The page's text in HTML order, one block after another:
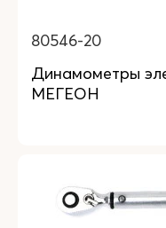
80546-20
Динамометры
МЕГЕОН